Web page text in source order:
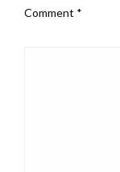
Comment *